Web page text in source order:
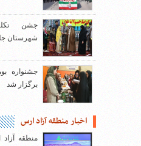
جشن
شهرستان
جشنواره
برگزار شد
اخبار منطقه آزاد ارس
منطقه